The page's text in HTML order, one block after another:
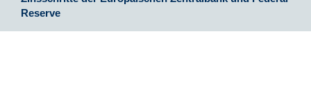
Reserve